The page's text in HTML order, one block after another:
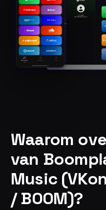
Waarom
van
Music
/ BOOM)?